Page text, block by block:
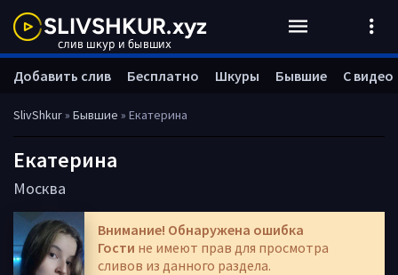
SlivShkur» Бывшие » Екатерина
Екатерина
Москва
Внимание! Обнаружена ошибка
Гости не имеют прав для просмотра
сливов из данного раздела.
Добавить слив Бесплатно Шкуры Бывшие С видео